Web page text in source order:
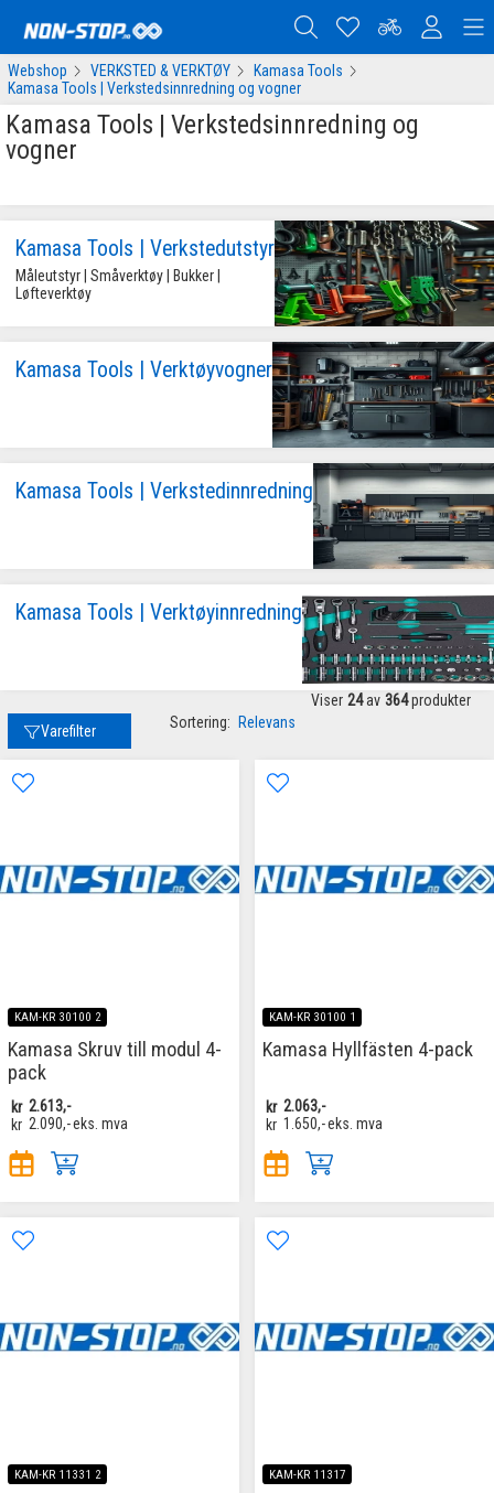
Webshop VERKSTED & VERKTØY
Kamasa Tools
Kamasa Tools | Verkstedsinnredning og vogner
Kamasa Tools | Verkstedsinnredning og
vogner
Kamasa Tools | Verkstedutstyr
Måleutstyr | Småverktøy | Bukker |
Løfteverktøy
Kamasa Tools | Verktøyvogner
Kamasa Tools | Verkstedinnredning
Kamasa Tools | Verktøyinnredning
Varefilter Sortering: Relevans
Viser 24 av 364 produkter
KAM-KR 30100 2
Kamasa Skruv till modul 4-
pack
kr 2.613,-
kr 2.090,-eks. mva
KAM-KR 30100 1
Kamasa Hyllfästen 4-pack
kr 2.063,-
kr 1.650,-eks. mva
KAM-KR 11331 2 KAM-KR 11317